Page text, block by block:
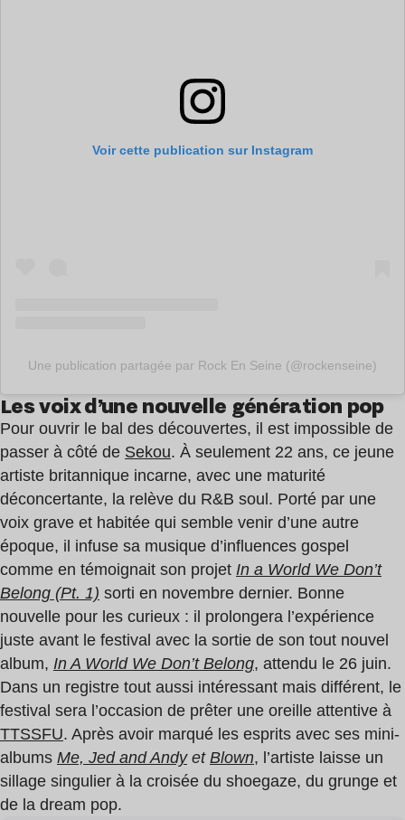
Voir cette publication sur Instagram
Une publication partagée par Rock En Seine (@rockenseine)
Les voix d’une nouvelle génération pop
Pour ouvrir le bal des découvertes, il est impossible de
passer à côté de Sekou. À seulement 22 ans, ce jeune
artiste britannique incarne, avec une maturité
déconcertante, la relève du R&B soul. Porté par une
voix grave et habitée qui semble venir d’une autre
époque, il infuse sa musique d’influences gospel
comme en témoignait son projet In a World We Don’t
Belong (Pt. 1) sorti en novembre dernier. Bonne
nouvelle pour les curieux : il prolongera l’expérience
juste avant le festival avec la sortie de son tout nouvel
album, In A World We Don’t Belong, attendu le 26 juin.
Dans un registre tout aussi intéressant mais différent, le
festival sera l’occasion de prêter une oreille attentive à
TTSSFU. Après avoir marqué les esprits avec ses mini-
albums Me, Jed and Andyet Blown, l’artiste laisse un
sillage singulier à la croisée du shoegaze, du grunge et
de la dream pop.